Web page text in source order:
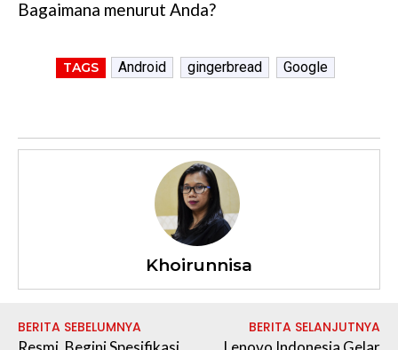
Bagaimana menurut Anda?
TAGS Android gingerbread Google
Khoirunnisa
BERITA SEBELUMNYA BERITA SELANJUTNYA